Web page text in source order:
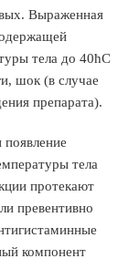
Выраженная
тела до 40ћС
шок (в случае
препарата).
тела
протекают
превентивно
компонент